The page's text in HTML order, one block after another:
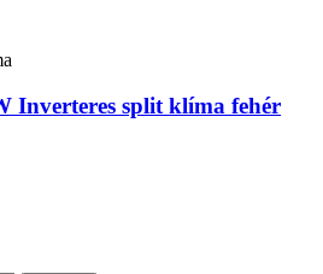
Inverteres split klíma fehér